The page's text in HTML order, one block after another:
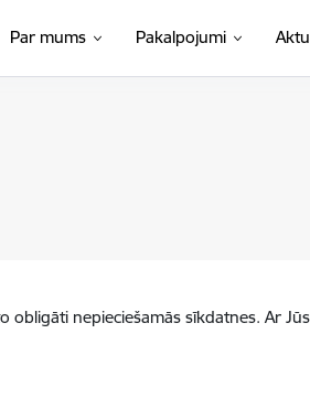
Par mums Pakalpojumi
obligāti nepieciešamās sīkdatnes. Ar